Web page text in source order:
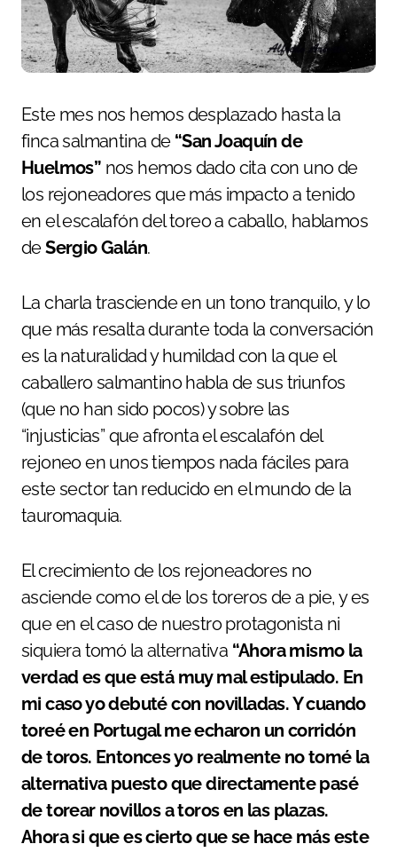
Este mes nos hemos desplazado hasta la
finca salmantina de “San Joaquín de
Huelmos” nos hemos dado cita con uno de
los rejoneadores que más impacto a tenido
en el escalafón del toreo a caballo, hablamos
deSergio Galán.
La charla trasciende en un tono tranquilo, y lo
que más resalta durante toda la conversación
es la naturalidad y humildad con la que el
caballero salmantino habla de sus triunfos
(que no han sido pocos) y sobre las
“injusticias” que afronta el escalafón del
rejoneo en unos tiempos nada fáciles para
este sector tan reducido en el mundo de la
tauromaquia.
El crecimiento de los rejoneadores no
asciende como el de los toreros de a pie, y es
que en el caso de nuestro protagonista ni
siquiera tomó la alternativa “Ahora mismo la
verdad es que está muy mal estipulado. En
mi caso yo debuté con novilladas. Y cuando
toreé en Portugal me echaron un corridón
de toros. Entonces yo realmente no tomé la
alternativa puesto que directamente pasé
de torear novillos a toros en las plazas.
Ahora si que es cierto que se hace más este